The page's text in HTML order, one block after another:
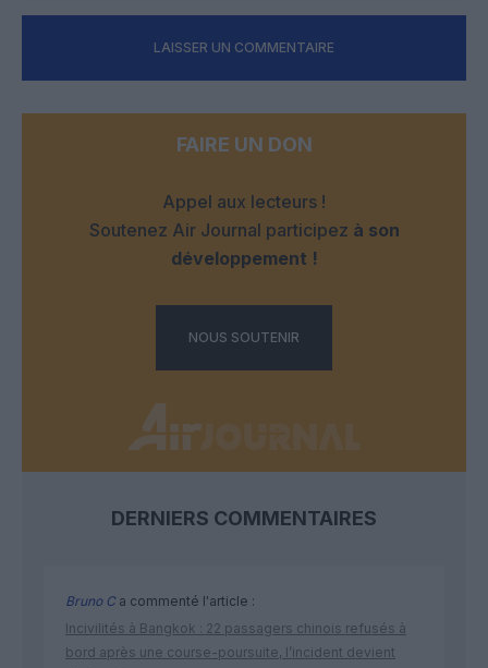
LAISSER UN COMMENTAIRE
FAIRE UN DON
Appel aux lecteurs !
Soutenez Air Journal participez à son
développement !
NOUS SOUTENIR
DERNIERS COMMENTAIRES
Bruno Ca commenté l'article :
Incivilités à Bangkok : 22 passagers chinois refusés à
bord après une course-poursuite, l’incident devient